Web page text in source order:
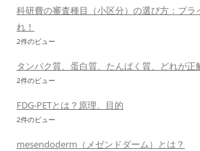
科研費の審査種目（小区分）の選び方：プラ
れ！
2件のビュー
タンパク質、蛋白質、たんぱく質、どれが正
2件のビュー
FDG-PETとは？原理、目的
2件のビュー
mesendoderm（メゼンドダーム）とは？